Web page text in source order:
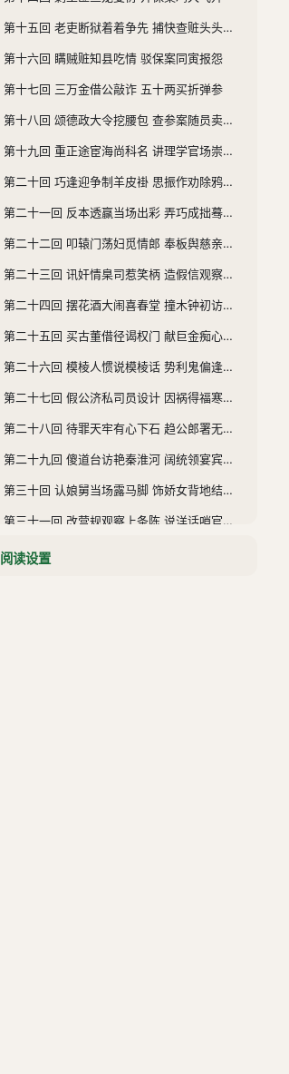
第十五回 老吏断狱着着争先 捕快查赃头头是道
第十六回 瞒贼赃知县吃情 驳保案同寅报怨
第十七回 三万金借公敲诈 五十两买折弹参
第十八回 颂德政大令挖腰包 查参案随员卖关节
第十九回 重正途宦海尚科名 讲理学官场崇节俭
第二十回 巧逢迎争制羊皮褂 思振作劝除鸦片烟
第二十一回 反本透赢当场出彩 弄巧成拙蓦地撤差
第二十二回 叩辕门荡妇觅情郎 奉板舆慈亲勖孝子
第二十三回 讯奸情臬司惹笑柄 造假信观察赚优差
第二十四回 摆花酒大闹喜春堂 撞木钟初访文殊院
第二十五回 买古董借径谒权门 献巨金痴心放实缺
第二十六回 模棱人惯说模棱话 势利鬼偏逢势利交
第二十七回 假公济私司员设计 因祸得福寒士捐官
第二十八回 待罪天牢有心下石 趋公郎署无意分金
第二十九回 傻道台访艳秦淮河 阔统领宴宾番菜馆
第三十回 认娘舅当场露马脚 饰娇女背地结鸳盟
第三十一回 改营规观察上条陈 说洋话哨官遭殴打
阅读设置